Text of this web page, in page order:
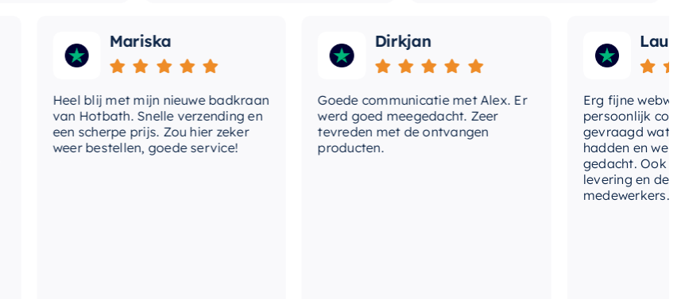
Mariska
Heel blij met mijn nieuwe badkraan
van Hotbath. Snelle verzending en
een scherpe prijs. Zou hier zeker
weer bestellen, goede service!
Dirkjan
Goede communicatie met Alex. Er
werd goed meegedacht. Zeer
tevreden met de ontvangen
producten.
Laura
Erg fijne
persoonlijk contact
gevraagd wat we
hadden en werd
gedacht. Ook in de
levering en
medewerkers. Wij